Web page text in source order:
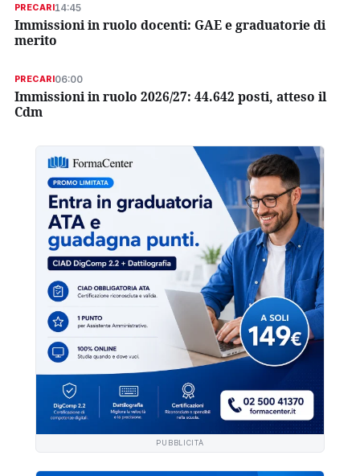
PRECARI14:45
Immissioni in ruolo docenti: GAE e graduatorie di
merito
PRECARI06:00
Immissioni in ruolo 2026/27: 44.642 posti, atteso il
Cdm
PUBBLICITÀ